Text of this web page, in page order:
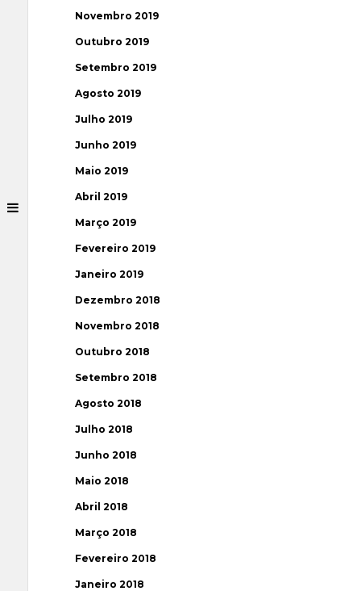
Novembro 2019
Outubro 2019
Setembro 2019
Agosto 2019
Julho 2019
Junho 2019
Maio 2019
Abril 2019
Março 2019
Fevereiro 2019
Janeiro 2019
Dezembro 2018
Novembro 2018
Outubro 2018
Setembro 2018
Agosto 2018
Julho 2018
Junho 2018
Maio 2018
Abril 2018
Março 2018
Fevereiro 2018
Janeiro 2018